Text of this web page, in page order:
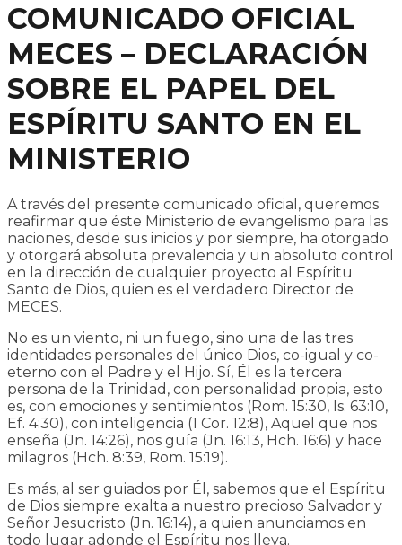
COMUNICADO OFICIAL
MECES – DECLARACIÓN
SOBRE EL PAPEL DEL
ESPÍRITU SANTO EN EL
MINISTERIO
A través del presente comunicado oficial, queremos
reafirmar que éste Ministerio de evangelismo para las
naciones, desde sus inicios y por siempre, ha otorgado
y otorgará absoluta prevalencia y un absoluto control
en la dirección de cualquier proyecto al Espíritu
Santo de Dios, quien es el verdadero Director de
MECES.
No es un viento, ni un fuego, sino una de las tres
identidades personales del único Dios, co-igual y co-
eterno con el Padre y el Hijo. Sí, Él es la tercera
persona de la Trinidad, con personalidad propia, esto
es, con emociones y sentimientos (Rom. 15:30, Is. 63:10,
Ef. 4:30), con inteligencia (1 Cor. 12:8), Aquel que nos
enseña (Jn. 14:26), nos guía (Jn. 16:13, Hch. 16:6) y hace
milagros (Hch. 8:39, Rom. 15:19).
Es más, al ser guiados por Él, sabemos que el Espíritu
de Dios siempre exalta a nuestro precioso Salvador y
Señor Jesucristo (Jn. 16:14), a quien anunciamos en
todo lugar adonde el Espíritu nos lleva.